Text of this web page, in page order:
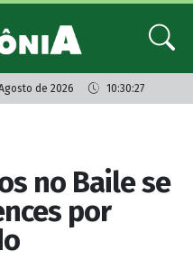
de 2026 10:30:27
no Baile se
por